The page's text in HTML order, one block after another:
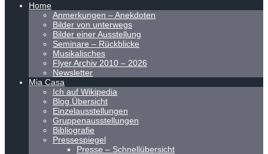
Home
Anmerkungen – Anekdoten
Bilder von unterwegs
Bilder einer Ausstellung
Seminare – Rückblicke
Musikalisches
Flyer Archiv 2010 – 2026
Newsletter
Mia Casa
Ich auf Wikipedia
Blog Übersicht
Einzelausstellungen
Gruppenausstellungen
Bibliografie
Pressespiegel
Presse – Schnellübersicht